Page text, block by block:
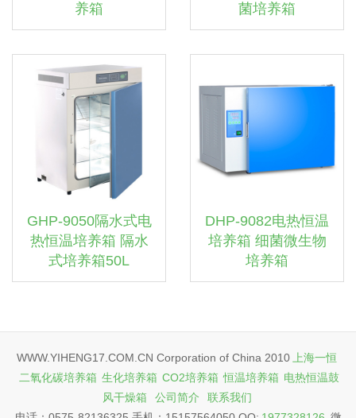
养箱
菌培养箱
GHP-9050隔水式电
热恒温培养箱 隔水
式培养箱50L
DHP-9082电热恒温
培养箱 细菌微生物
培养箱
WWW.YIHENG17.COM.CN Corporation of China 2010
上海一恒
二氧化碳培养箱 生化培养箱 CO2培养箱 恒温培养箱 电热恒温鼓
风干燥箱
公司简介
联系我们